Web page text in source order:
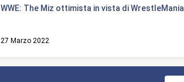
WWE: The Miz ottimista in vista di
27 Marzo 2022